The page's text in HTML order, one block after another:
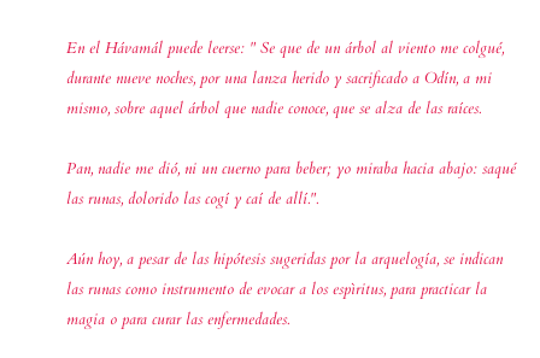
En el Hávamál puede leerse: " Se que de un árbol al viento me colgué,
durante nueve noches, por una lanza herido y sacrificado a Odín, a mi
mismo, sobre aquel árbol que nadie conoce, que se alza de las raíces.
Pan, nadie me dió, ni un cuerno para beber; yo miraba hacia abajo: saqué
las runas, dolorido las cogí y caí de allí.".
Aún hoy, a pesar de las hipótesis sugeridas por la arquelogía, se indican
las runas como instrumento de evocar a los espìritus, para practicar la
magia o para curar las enfermedades.